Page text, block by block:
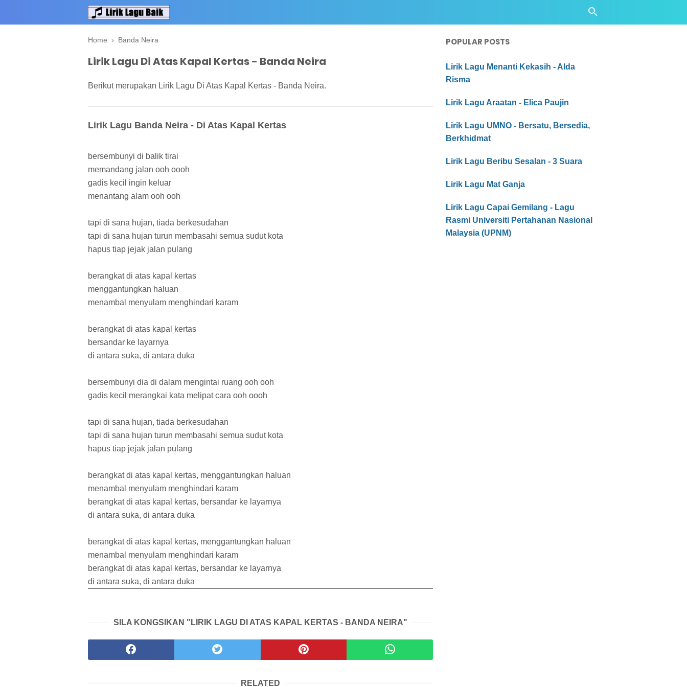
Home › Banda Neira
Lirik Lagu Di Atas Kapal Kertas - Banda Neira
Berikut merupakan Lirik Lagu Di Atas Kapal Kertas - Banda Neira.
Lirik Lagu Banda Neira - Di Atas Kapal Kertas
bersembunyi di balik tirai
memandang jalan ooh oooh
gadis kecil ingin keluar
menantang alam ooh ooh
tapi di sana hujan, tiada berkesudahan
tapi di sana hujan turun membasahi semua sudut kota
hapus tiap jejak jalan pulang
berangkat di atas kapal kertas
menggantungkan haluan
menambal menyulam menghindari karam
berangkat di atas kapal kertas
bersandar ke layarnya
di antara suka, di antara duka
bersembunyi dia di dalam mengintai ruang ooh ooh
gadis kecil merangkai kata melipat cara ooh oooh
tapi di sana hujan, tiada berkesudahan
tapi di sana hujan turun membasahi semua sudut kota
hapus tiap jejak jalan pulang
berangkat di atas kapal kertas, menggantungkan haluan
menambal menyulam menghindari karam
berangkat di atas kapal kertas, bersandar ke layarnya
di antara suka, di antara duka
berangkat di atas kapal kertas, menggantungkan haluan
menambal menyulam menghindari karam
berangkat di atas kapal kertas, bersandar ke layarnya
di antara suka, di antara duka
SILA KONGSIKAN "LIRIK LAGU DI ATAS KAPAL KERTAS - BANDA NEIRA"
RELATED
POPULAR POSTS
Lirik Lagu Menanti Kekasih - Alda
Risma
Lirik Lagu Araatan - Elica Paujin
Lirik Lagu UMNO - Bersatu, Bersedia,
Berkhidmat
Lirik Lagu Beribu Sesalan - 3 Suara
Lirik Lagu Mat Ganja
Lirik Lagu Capai Gemilang - Lagu
Rasmi Universiti Pertahanan Nasional
Malaysia (UPNM)